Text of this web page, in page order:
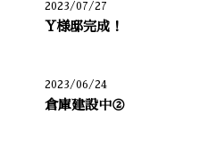
2023/07/27
Y様邸完成！
2023/06/24
倉庫建設中②